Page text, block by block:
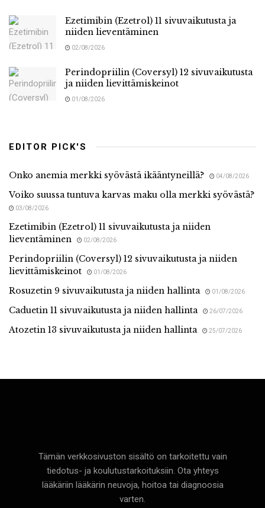
Ezetimibin (Ezetrol) 11 sivuvaikutusta ja
niiden lieventäminen
02/08/2026
Perindopriilin (Coversyl) 12 sivuvaikutusta
ja niiden lievittämiskeinot
01/08/2026
EDITOR PICK'S
Onko anemia merkki syövästä ikääntyneillä? 04/08/2026
Voiko suussa tuntuva karvas maku olla merkki syövästä?
03/08/2026
Ezetimibin (Ezetrol) 11 sivuvaikutusta ja niiden
lieventäminen
02/08/2026
Perindopriilin (Coversyl) 12 sivuvaikutusta ja niiden
lievittämiskeinot
01/08/2026
Rosuzetin 9 sivuvaikutusta ja niiden hallinta 01/08/2026
Caduetin 11 sivuvaikutusta ja niiden hallinta 26/07/2026
Atozetin 13 sivuvaikutusta ja niiden hallinta 25/07/2026
Tämän verkkosivuston sisältö on tarkoitettu vain
tiedotus- ja koulutustarkoituksiin. Ota yhteys
lääkäriin lääkärin neuvoja, hoitoa tai diagnoosia
varten.